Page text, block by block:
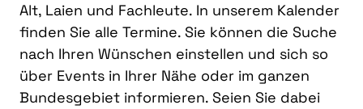
Alt, Laien und Fachleute. In unserem Kalender
finden Sie alle Termine. Sie können die Suche
nach Ihren Wünschen einstellen und sich so
über Events in Ihrer Nähe oder im ganzen
Bundesgebiet informieren. Seien Sie dabei